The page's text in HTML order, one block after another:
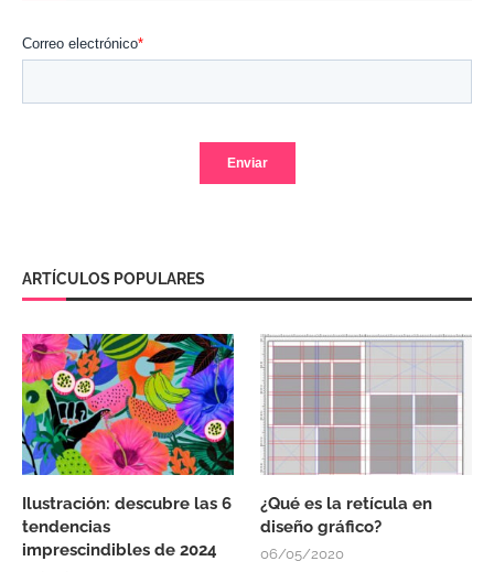
ARTÍCULOS POPULARES
Ilustración: descubre las 6
tendencias
imprescindibles de 2024
¿Qué es la retícula en
diseño gráfico?
06/05/2020